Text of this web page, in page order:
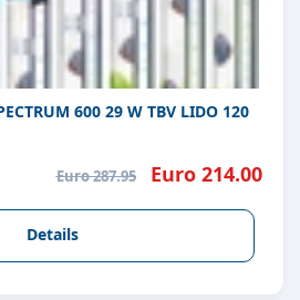
600 29 W TBV LIDO 120
Euro 287.95 Euro 214.00
Details